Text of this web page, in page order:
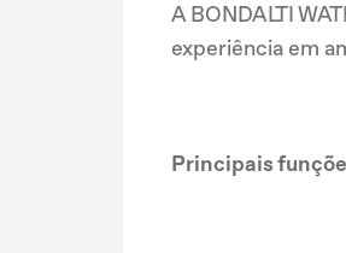
A BONDALTI
experiência em
Principais